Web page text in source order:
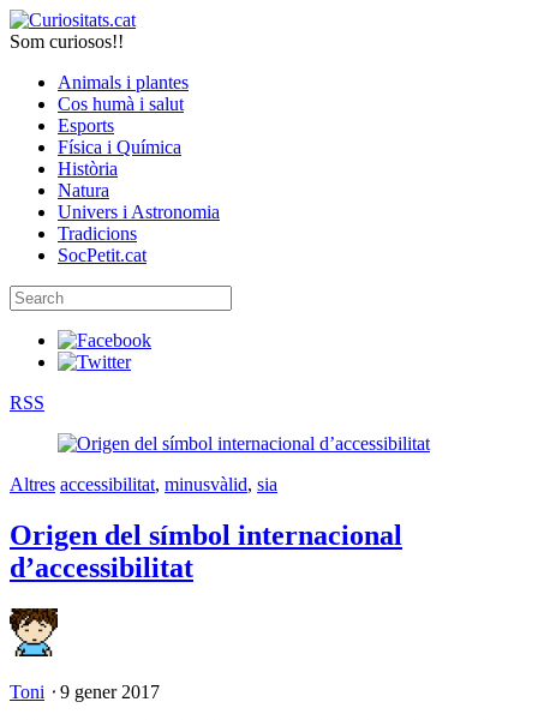
Som curiosos!!
Animals i plantes
Cos humà i salut
Esports
Física i Química
Història
Natura
Univers i Astronomia
Tradicions
SocPetit.cat
RSS
Altres accessibilitat, minusvàlid, sia
Origen del símbol internacional
d’accessibilitat
Toni ⋅ 9 gener 2017